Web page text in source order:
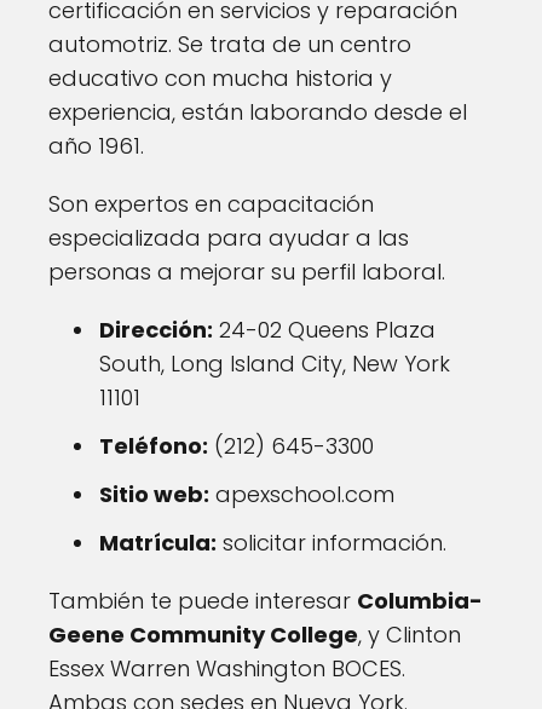
certificación en servicios y reparación
automotriz. Se trata de un centro
educativo con mucha historia y
experiencia, están laborando desde el
año 1961.
Son expertos en capacitación
especializada para ayudar a las
personas a mejorar su perfil laboral.
Dirección: 24-02 Queens Plaza
South, Long Island City, New York
11101
Teléfono: (212) 645-3300
Sitio web: apexschool.com
Matrícula: solicitar información.
También te puede interesar Columbia-
Geene Community College, y Clinton
Essex Warren Washington BOCES.
Ambas con sedes en Nueva York.